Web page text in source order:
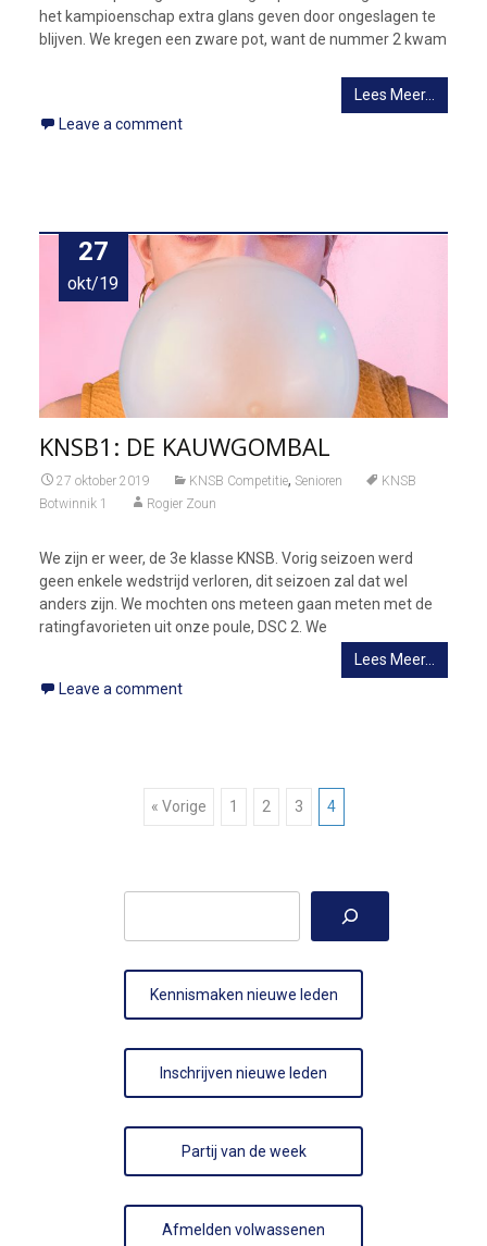
het kampioenschap extra glans geven door ongeslagen te
blijven. We kregen een zware pot, want de nummer 2 kwam
Lees Meer…
Leave a comment
27
okt/19
KNSB1: DE KAUWGOMBAL
27 oktober 2019 KNSB Competitie, Senioren
KNSB
Botwinnik 1
Rogier Zoun
We zijn er weer, de 3e klasse KNSB. Vorig seizoen werd
geen enkele wedstrijd verloren, dit seizoen zal dat wel
anders zijn. We mochten ons meteen gaan meten met de
ratingfavorieten uit onze poule, DSC 2. We
Lees Meer…
Leave a comment
Berichtnavigatie
« Vorige 1 2 3 4
Kennismaken nieuwe leden
Inschrijven nieuwe leden
Partij van de week
Afmelden volwassenen